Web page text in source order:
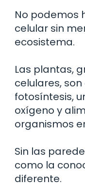
No podemos
celular sin
ecosistema.
Las plantas,
celulares,
fotosíntesis,
oxígeno y
organismos
Sin las
como la
diferente.